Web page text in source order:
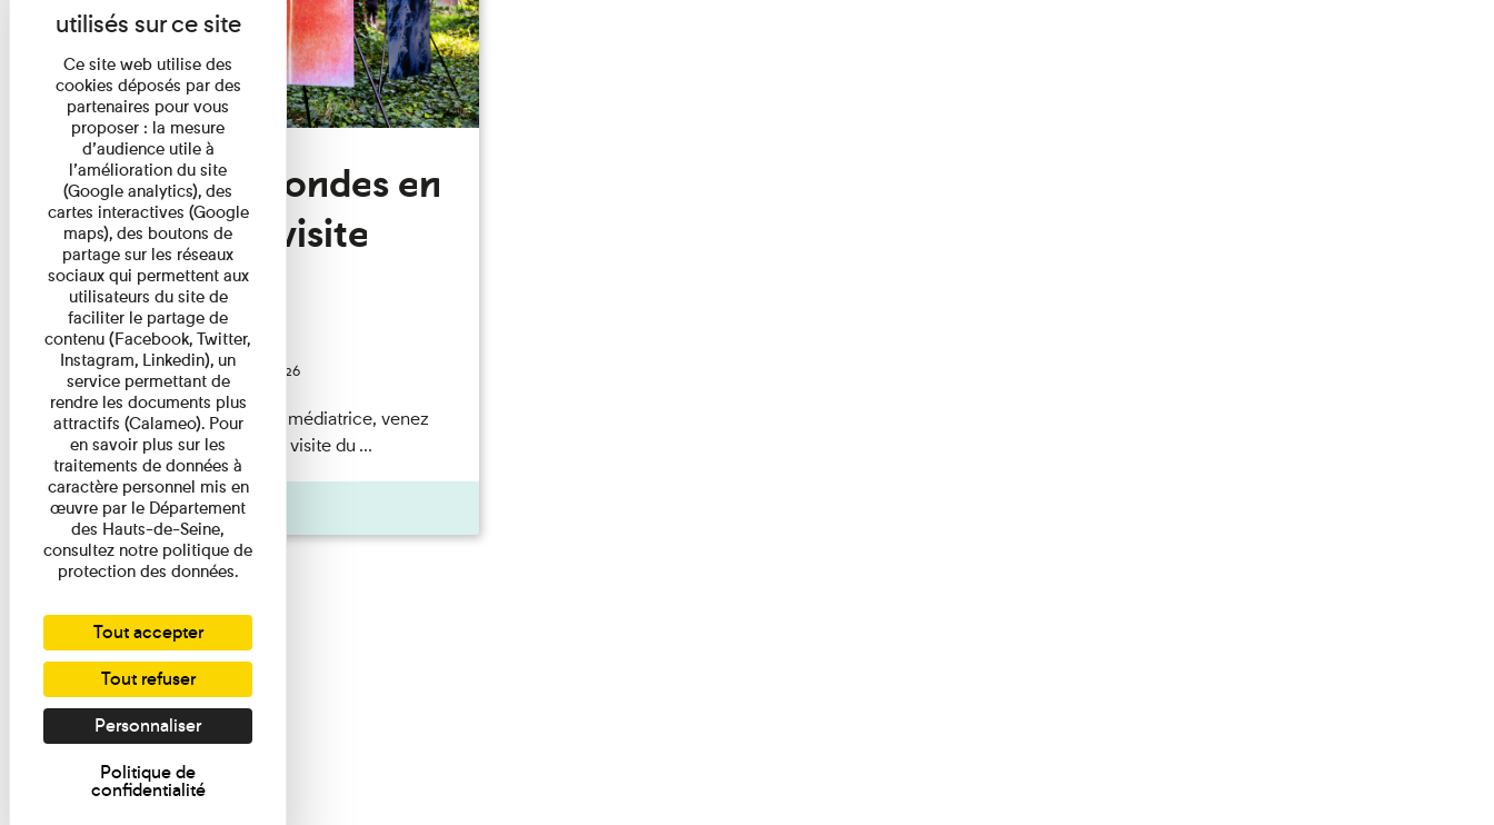
Festival Mondes en
commun: visite
guidée
Festival
Du 23/08/2026 au 23/08/2026
Accompagnés par une médiatrice, venez
découvrir à travers une visite du ...
Agenda
Ce site web utilise des
cookies déposés par des
partenaires pour vous
proposer : la mesure
d’audience utile à
l’amélioration du site
(Google analytics), des
cartes interactives (Google
maps), des boutons de
partage sur les réseaux
sociaux qui permettent aux
utilisateurs du site de
faciliter le partage de
contenu (Facebook, Twitter,
Instagram, Linkedin), un
service permettant de
rendre les documents plus
attractifs (Calameo). Pour
en savoir plus sur les
traitements de données à
caractère personnel mis en
œuvre par le Département
des Hauts-de-Seine,
consultez notre politique de
protection des données.
Tout accepter
Tout refuser
Personnaliser
Politique de
confidentialité